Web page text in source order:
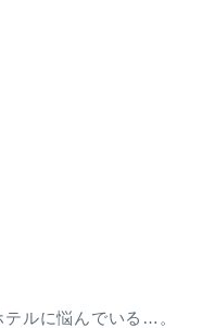
テルに悩んでいる…。